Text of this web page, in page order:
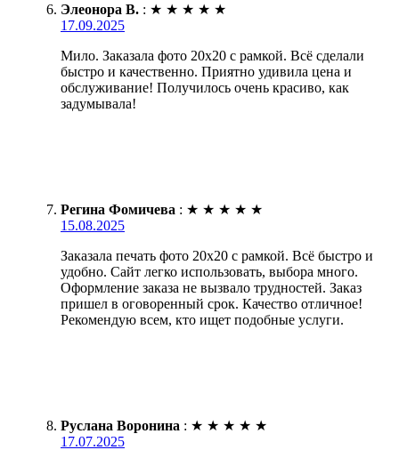
Элеонора В. : ★ ★ ★ ★ ★
17.09.2025
Мило. Заказала фото 20х20 с рамкой. Всё сделали
быстро и качественно. Приятно удивила цена и
обслуживание! Получилось очень красиво, как
задумывала!
Регина Фомичева : ★ ★ ★ ★ ★
15.08.2025
Заказала печать фото 20х20 с рамкой. Всё быстро и
удобно. Сайт легко использовать, выбора много.
Оформление заказа не вызвало трудностей. Заказ
пришел в оговоренный срок. Качество отличное!
Рекомендую всем, кто ищет подобные услуги.
Руслана Воронина : ★ ★ ★ ★ ★
17.07.2025